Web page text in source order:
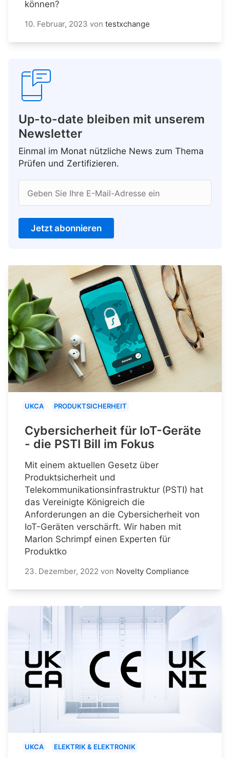
können?
10. Februar, 2023 von testxchange
Up-to-date bleiben mit unserem
Newsletter
Einmal im Monat nützliche News zum Thema
Prüfen und Zertifizieren.
Geben Sie Ihre E-Mail-Adresse ein
Jetzt abonnieren
UKCA PRODUKTSICHERHEIT
Cybersicherheit für IoT-Geräte
- die PSTI Bill im Fokus
Mit einem aktuellen Gesetz über
Produktsicherheit und
Telekommunikationsinfrastruktur (PSTI) hat
das Vereinigte Königreich die
Anforderungen an die Cybersicherheit von
IoT-Geräten verschärft. Wir haben mit
Marlon Schrimpf einen Experten für
Produktko
23. Dezember, 2022 von Novelty Compliance
UKCA ELEKTRIK & ELEKTRONIK